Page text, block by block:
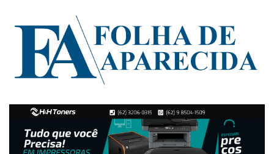
Folha de
Aparecida
Notícias
de
Aparecida
de
Goiânia